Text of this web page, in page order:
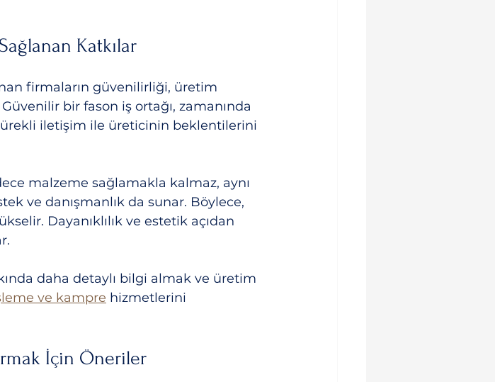
Katkılar
firmaların güvenilirliği, üretim
bir fason iş ortağı, zamanında
iletişim ile üreticinin beklentilerini
malzeme sağlamakla kalmaz, aynı
ve danışmanlık da sunar. Böylece,
Dayanıklılık ve estetik açıdan
daha detaylı bilgi almak ve üretim
ve kampre hizmetlerini
İçin Öneriler